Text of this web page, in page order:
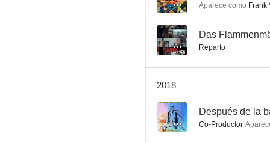
Las verdaderas aventuras de Jonny Quest
Aparece como Frank
-- Das
Reparto
2018
-- Después de la
Co-Productor,